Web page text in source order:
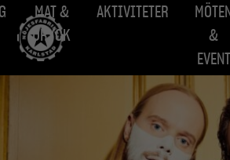
MAT &
DRYCK
AKTIVITETER
&
EVENT